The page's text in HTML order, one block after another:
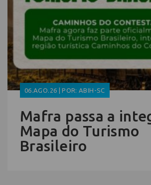
06.AGO.26 | POR: ABIH-SC
Mafra passa a
Mapa do Turismo
Brasileiro